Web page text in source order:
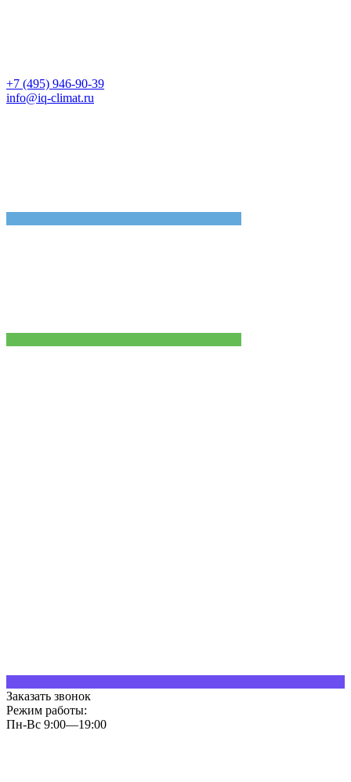
+7 (495) 946-90-39
info@iq-climat.ru
Заказать звонок
Режим работы:
Пн-Вс 9:00—19:00